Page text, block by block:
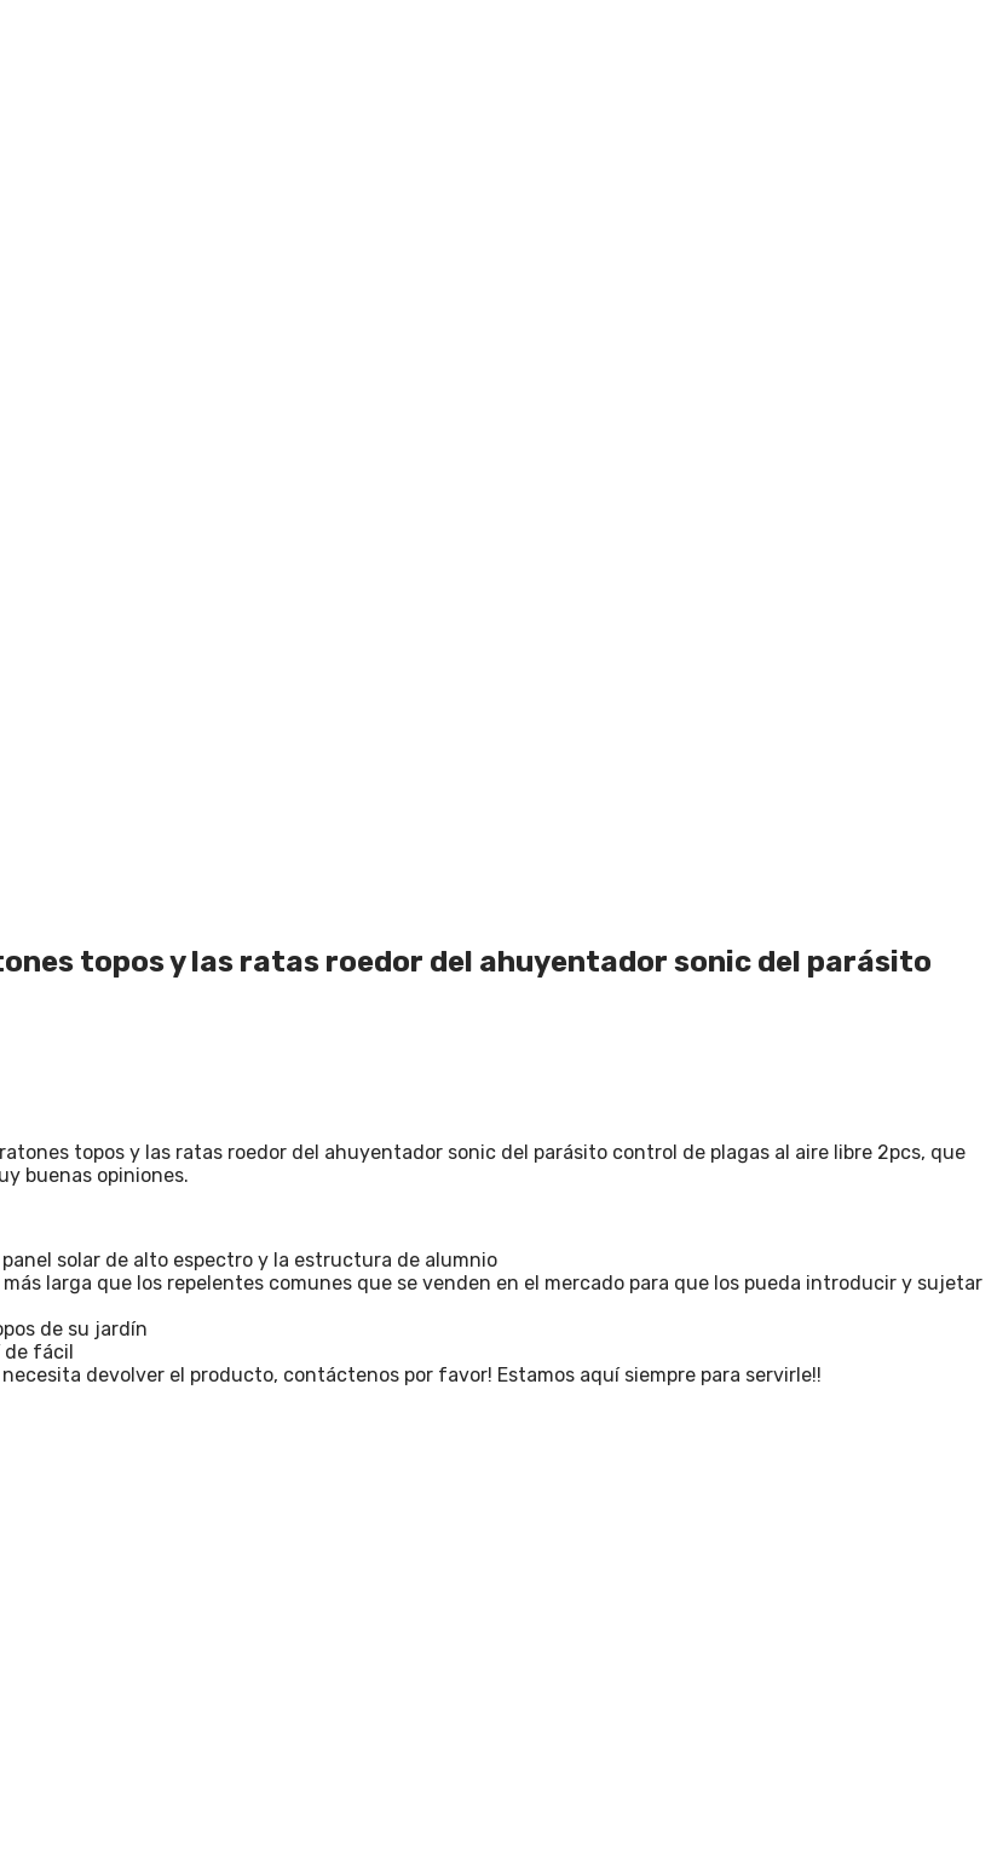
topos y las ratas roedor del ahuyentador sonic del parásito
topos y las ratas roedor del ahuyentador sonic del parásito control de plagas al aire libre 2pcs, que
buenas opiniones.
solar de alto espectro y la estructura de alumnio
larga que los repelentes comunes que se venden en el mercado para que los pueda introducir y sujetar
de su jardín
de fácil
Si necesita devolver el producto, contáctenos por favor! Estamos aquí siempre para servirle!!